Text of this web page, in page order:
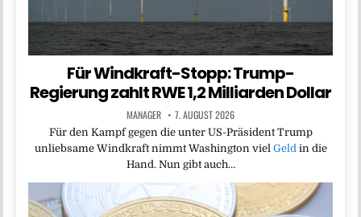
Für Windkraft-Stopp: Trump-
Regierung zahlt RWE 1,2 Milliarden Dollar
MANAGER 7. AUGUST 2026
Für den Kampf gegen die unter US-Präsident Trump
unliebsame Windkraft nimmt Washington viel Geldin die
Hand. Nun gibt auch…